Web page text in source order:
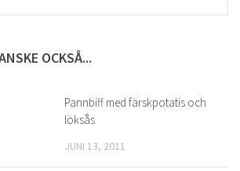
OCKSÅ...
Pannbiff med färskpotatis och
löksås
JUNI 13, 2011